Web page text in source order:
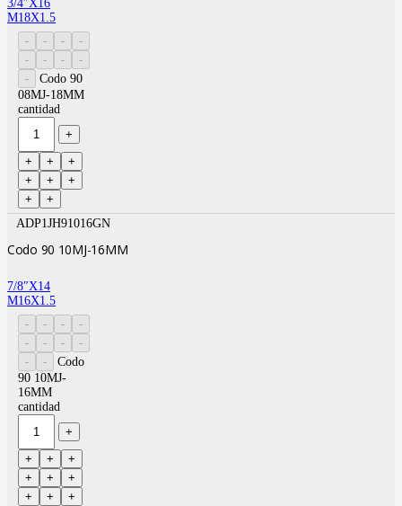
3/4″X16
M18X1.5
Codo 90
08MJ-18MM
cantidad
ADP1JH91016GN
Codo 90 10MJ-16MM
7/8″X14
M16X1.5
Codo
90 10MJ-
16MM
cantidad